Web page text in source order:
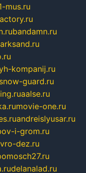
mus.ru
bandamn.ru
kompanij.ru
snow-guard.ru
aalse.ru
movie-one.ru
andreislyusar.ru
i-grom.ru
dez.ru
delanalad.ru